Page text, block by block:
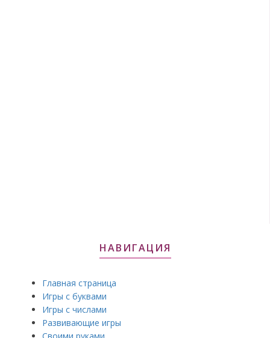
НАВИГАЦИЯ
Главная страница
Игры с буквами
Игры с числами
Развивающие игры